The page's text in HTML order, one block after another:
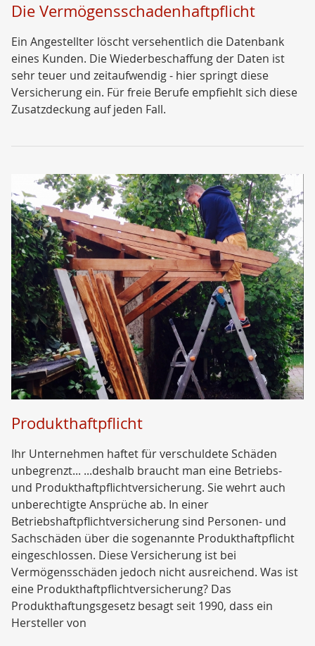
Die Vermögensschadenhaftpflicht
Ein Angestellter löscht versehentlich die Datenbank
eines Kunden. Die Wiederbeschaffung der Daten ist
sehr teuer und zeitaufwendig - hier springt diese
Versicherung ein. Für freie Berufe empfiehlt sich diese
Zusatzdeckung auf jeden Fall.
Produkthaftpflicht
Ihr Unternehmen haftet für verschuldete Schäden
unbegrenzt... ...deshalb braucht man eine Betriebs-
und Produkthaftpflichtversicherung. Sie wehrt auch
unberechtigte Ansprüche ab. In einer
Betriebshaftpflichtversicherung sind Personen- und
Sachschäden über die sogenannte Produkthaftpflicht
eingeschlossen. Diese Versicherung ist bei
Vermögensschäden jedoch nicht ausreichend. Was ist
eine Produkthaftpflichtversicherung? Das
Produkthaftungsgesetz besagt seit 1990, dass ein
Hersteller von